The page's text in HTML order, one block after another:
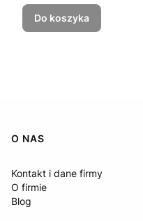
Do koszyka
Linki w stopce
O NAS
Kontakt i dane firmy
O firmie
Blog